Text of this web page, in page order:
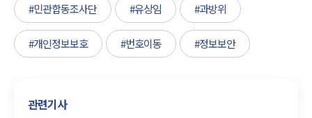
#민관합동조사단 #유상임 #과방위
#개인정보보호 #번호이동 #정보보안
관련기사